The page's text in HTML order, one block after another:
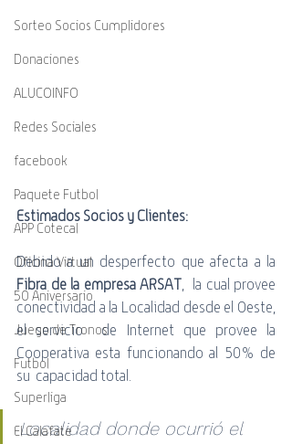
Sorteo Socios Cumplidores
Donaciones
ALUCOINFO
Redes Sociales
facebook
Paquete Futbol
APP Cotecal
Oficina Virtual
50 Aniversario
Juego de Tronos
Futbol
Superliga
El Calafate
Estimados Socios y Clientes:
Fibra de la empresa ARSAT ,  la cual provee
conectividad a la Localidad desde el Oeste,
el servicio  de Internet que provee la
Cooperativa esta funcionando al 50% de
su  capacidad total.
Localidad donde ocurrió el